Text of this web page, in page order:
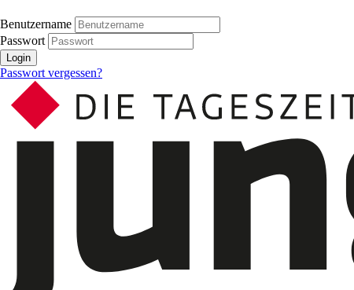
Benutzername
Passwort
Login
Passwort vergessen?